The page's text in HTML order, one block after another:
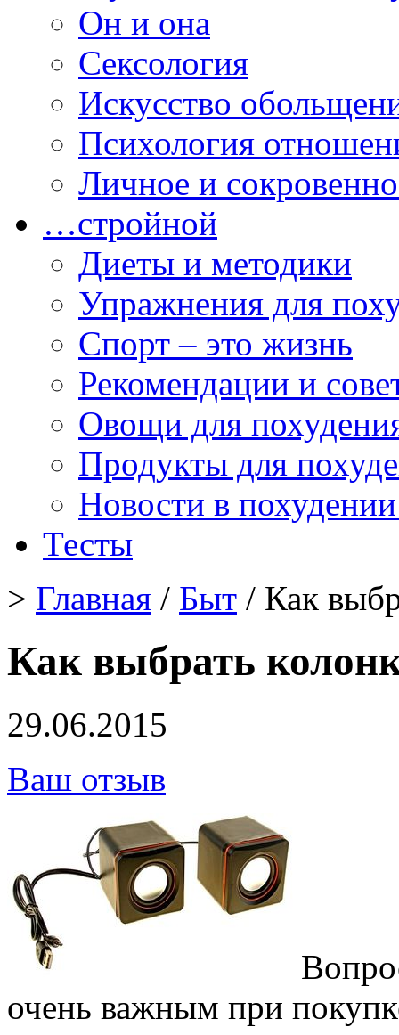
Он и она
Сексология
Искусство
Психология
Личное и
…стройной
Диеты и методики
Упражнения для
Спорт – это жизнь
Рекомендации и
Овощи для
Продукты для
Новости в
Тесты
> Главная / Быт / Как
Как выбрать
29.06.2015
Ваш отзыв
очень важным при